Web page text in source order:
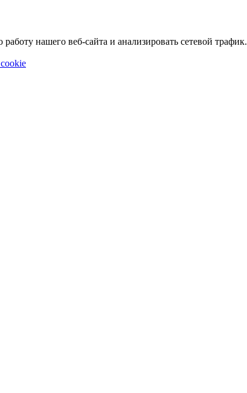
нашего веб-сайта и анализировать сетевой трафик.